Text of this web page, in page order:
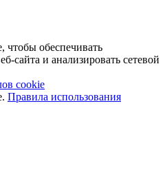
обеспечивать
сайта и анализировать сетевой
cookie
Правила использования